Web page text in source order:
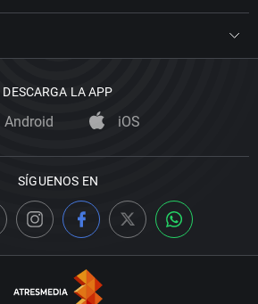
DESCARGA LA APP
Android iOS
SÍGUENOS EN